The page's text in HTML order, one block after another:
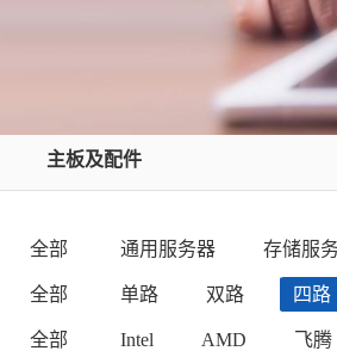
主板及配件
全部 通用服务器 存储服
全部 单路 双路 四路
全部 Intel AMD 飞腾